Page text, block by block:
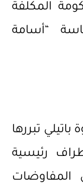
المكلفة
“أسامة
تبررها
رئيسية
المفاوضات